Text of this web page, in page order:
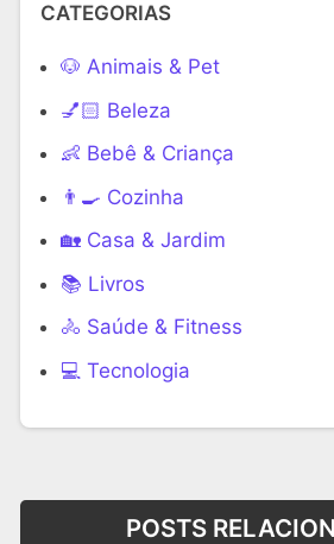
CATEGORIAS
🐶 Animais & Pet
💅🏻 Beleza
👶 Bebê & Criança
👨‍🍳 Cozinha
🏡 Casa & Jardim
📚 Livros
🚴 Saúde & Fitness
‍💻 Tecnologia
POSTS